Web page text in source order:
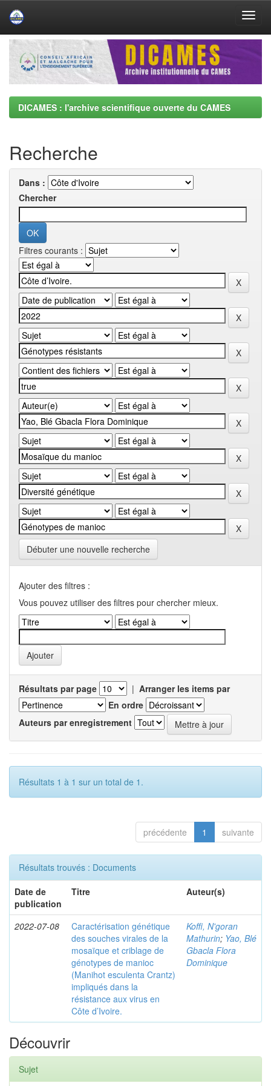
Skip
navigation
DICAMES : l'archive scientifique ouverte du CAMES
Recherche
Dans :
Chercher
Filtres courants :
Débuter une nouvelle recherche
Ajouter des filtres :
Vous pouvez utiliser des filtres pour chercher mieux.
Résultats par page | Arranger les items par
En ordre
Auteurs par enregistrement
Résultats 1 à 1 sur un total de 1.
précédente 1 suivante
Résultats trouvés : Documents
Date de
publication
Titre Auteur(s)
2022-07-08
Caractérisation génétique
des souches virales de la
mosaïque et criblage de
génotypes de manioc
(Manihot esculenta Crantz)
impliqués dans la
résistance aux virus en
Côte d’Ivoire.
Koffi, N'goran
Mathurin; Yao, Blé
Gbacla Flora
Dominique
Découvrir
Sujet